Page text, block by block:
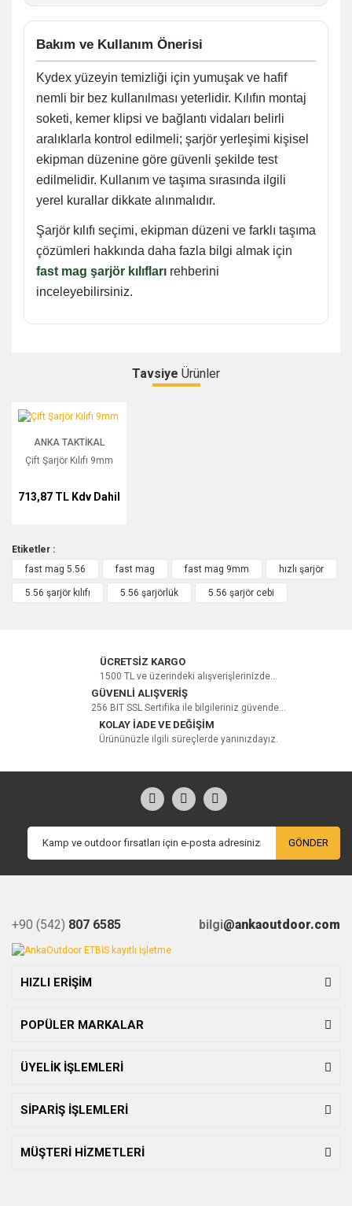
Bakım ve Kullanım Önerisi
Kydex yüzeyin temizliği için yumuşak ve hafif
nemli bir bez kullanılması yeterlidir. Kılıfın montaj
soketi, kemer klipsi ve bağlantı vidaları belirli
aralıklarla kontrol edilmeli; şarjör yerleşimi kişisel
ekipman düzenine göre güvenli şekilde test
edilmelidir. Kullanım ve taşıma sırasında ilgili
yerel kurallar dikkate alınmalıdır.
Şarjör kılıfı seçimi, ekipman düzeni ve farklı taşıma
çözümleri hakkında daha fazla bilgi almak için
fast mag şarjör kılıfları rehberini
inceleyebilirsiniz.
Tavsiye Ürünler
Çift Şarjör Kılıfı 9mm
ANKA TAKTIKAL
Çift Şarjör Kılıfı 9mm
713,87 TL Kdv Dahil
Etiketler :
fast mag 5.56
fast mag fast mag 9mm hızlı şarjör
5.56 şarjör kılıfı 5.56 şarjörlük 5.56 şarjör cebi
ÜCRETSİZ KARGO
1500 TL ve üzerindeki alışverişlerinizde...
GÜVENLİ ALIŞVERİŞ
256 BIT SSL Sertifika ile bilgileriniz güvende...
KOLAY İADE VE DEĞİŞİM
Ürününüzle ilgili süreçlerde yanınızdayız.
GÖNDER
+90 (542) 807 6585 bilgi@ankaoutdoor.com
HIZLI ERİŞİM
POPÜLER MARKALAR
ÜYELİK İŞLEMLERİ
SİPARİŞ İŞLEMLERİ
MÜŞTERİ HİZMETLERİ